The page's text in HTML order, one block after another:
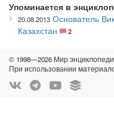
Упоминается в
20.08.2013 Основатель
Казахстан
2
© 1998—2026 Мир
При использовании